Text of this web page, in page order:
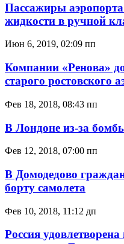
Пассажиры
жидкости в ручной
Июн 6, 2019, 02:09 пп
Компании «Ренова»
старого ростовского
Фев 18, 2018, 08:43 пп
В Лондоне из-за
Фев 12, 2018, 07:00 пп
В Домодедово
борту самолета
Фев 10, 2018, 11:12 дп
Россия